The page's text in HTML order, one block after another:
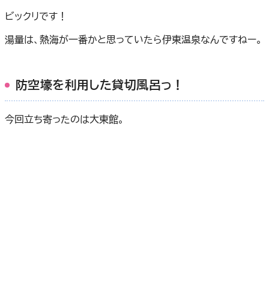
ビックリです！
湯量は、熱海が一番かと思っていたら伊東温泉なんですねー。
防空壕を利用した貸切風呂っ！
今回立ち寄ったのは大東館。